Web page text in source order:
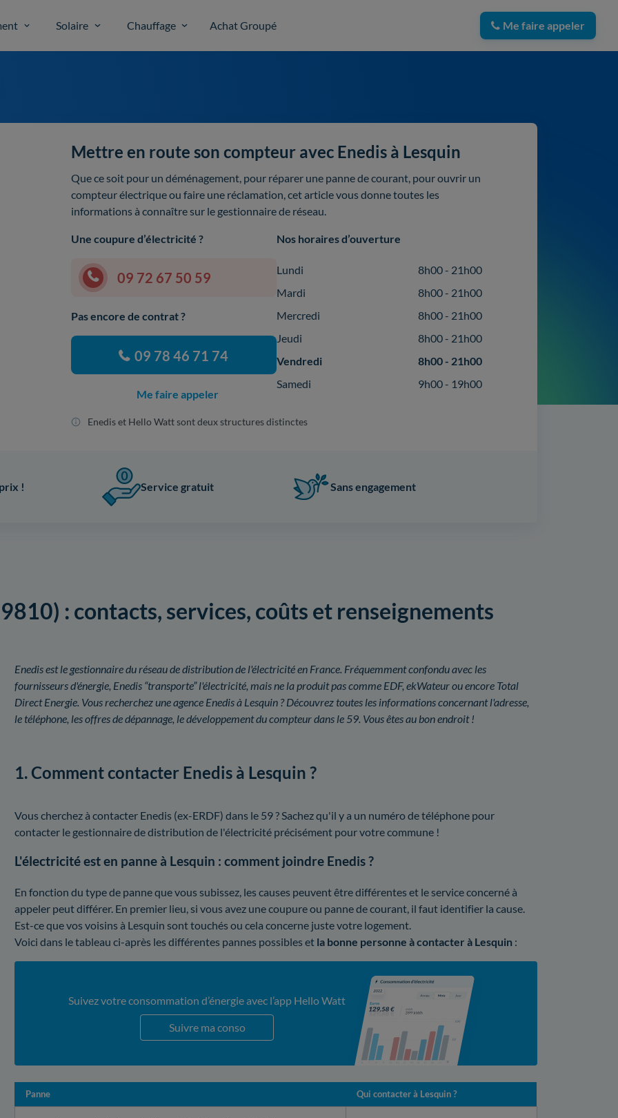
Solaire Chauffage Achat Groupé Me faire appeler
Mettre en route son compteur avec Enedis à Lesquin
Que ce soit pour un déménagement, pour réparer une panne de courant, pour ouvrir un
compteur électrique ou faire une réclamation, cet article vous donne toutes les
informations à connaître sur le gestionnaire de réseau.
Une coupure d’électricité ?
09 72 67 50 59
Pas encore de contrat ?
09 78 46 71 74
Me faire appeler
Nos horaires d’ouverture
Lundi
8h00 - 21h00
Mardi
8h00 - 21h00
Mercredi
8h00 - 21h00
Jeudi
8h00 - 21h00
Vendredi
8h00 - 21h00
Samedi
9h00 - 19h00
Enedis et Hello Watt sont deux structures distinctes
! Service gratuit Sans engagement
: contacts, services, coûts et renseignements
Enedis est le gestionnaire du réseau de distribution de l'électricité en France. Fréquemment confondu avec les
fournisseurs d'énergie, Enedis “transporte” l'électricité, mais ne la produit pas comme EDF, ekWateur ou encore Total
Direct Energie. Vous recherchez une agence Enedis à Lesquin ? Découvrez toutes les informations concernant l'adresse,
le téléphone, les offres de dépannage, le développement du compteur dans le 59. Vous êtes au bon endroit !
1. Comment contacter Enedis à Lesquin ?
Vous cherchez à contacter Enedis (ex-ERDF) dans le 59 ? Sachez qu'il y a un numéro de téléphone pour
contacter le gestionnaire de distribution de l'électricité précisément pour votre commune !
L'électricité est en panne à Lesquin : comment joindre Enedis ?
En fonction du type de panne que vous subissez, les causes peuvent être différentes et le service concerné à
appeler peut différer. En premier lieu, si vous avez une coupure ou panne de courant, il faut identifier la cause.
Est-ce que vos voisins à Lesquin sont touchés ou cela concerne juste votre logement.
Voici dans le tableau ci-après les différentes pannes possibles et la bonne personne à contacter à Lesquin :
Suivez votre consommation d’énergie avec l’app Hello Watt
Suivre ma conso
Panne Qui contacter à Lesquin ?